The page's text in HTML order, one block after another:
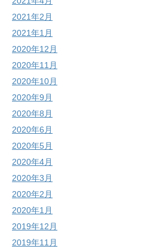
2021年2月
2021年1月
2020年12月
2020年11月
2020年10月
2020年9月
2020年8月
2020年6月
2020年5月
2020年4月
2020年3月
2020年2月
2020年1月
2019年12月
2019年11月